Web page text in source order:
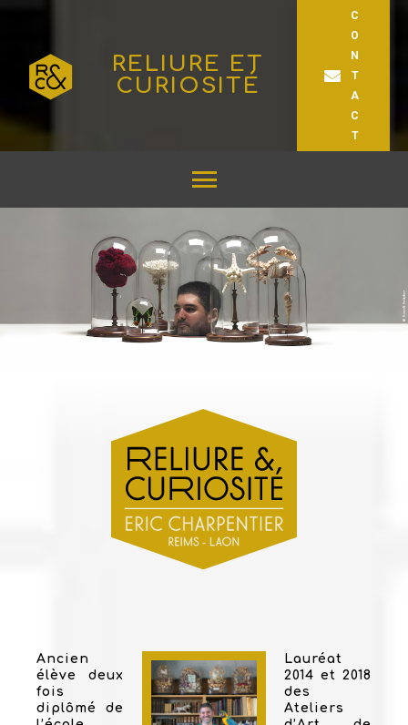
RELIURE ET
CURIOSITÉ
C
O
N
T
A
C
T
Ancien
élève deux
fois
diplômé de
Lauréat
2014 et 2018
des
Ateliers